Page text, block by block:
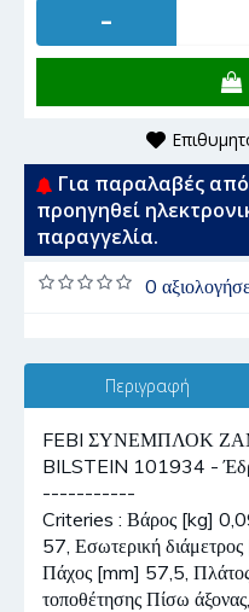
-
Για παραλαβές
προηγηθεί
παραγγελία.
0
Περιγραφή
FEBI ΣΥΝΕΜΠΛΟΚ
BILSTEIN 101934 -
-----------
Criteries : Βάρος [kg]
57, Εσωτερική
Πάχος [mm] 57,5,
τοποθέτησης Πίσω